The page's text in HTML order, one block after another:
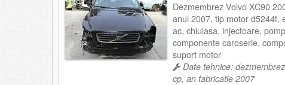
Dezmembrez Volvo XC90
anul 2007, tip motor d5244t,
ac, chiulasa, injectoare,
componente caroserie,
suport motor
Date tehnice:
cp, an fabricatie 2007